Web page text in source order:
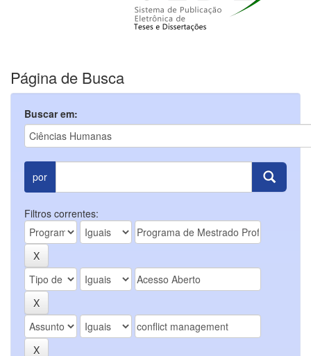
Página de Busca
Buscar em:
por
Filtros correntes: